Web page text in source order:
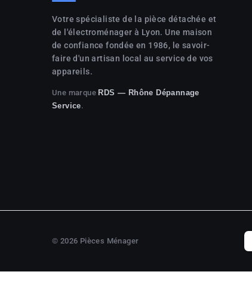
Votre spécialiste de la pièce détachée et
de l'électroménager à Lyon. Une maison
de confiance fondée en 1986, le savoir-
faire d'un artisan local au service de vos
appareils.
Une marque RDS — Rhône Dépannage
Service.
© 2026 Pièces Ménager